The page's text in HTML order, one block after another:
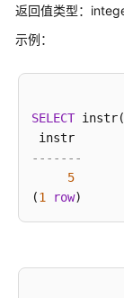
常
宏
函
数
和
操
作
符
返回值类型：
示例：
SELECT instr(
-------
5
(1 row